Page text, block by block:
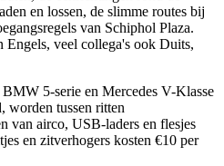
en lossen, de slimme routes bij
van Schiphol Plaza.
Engels, veel collega's ook Duits,
5-serie en Mercedes V-Klasse
worden tussen ritten
van airco, USB-laders en flesjes
en zitverhogers kosten €10 per